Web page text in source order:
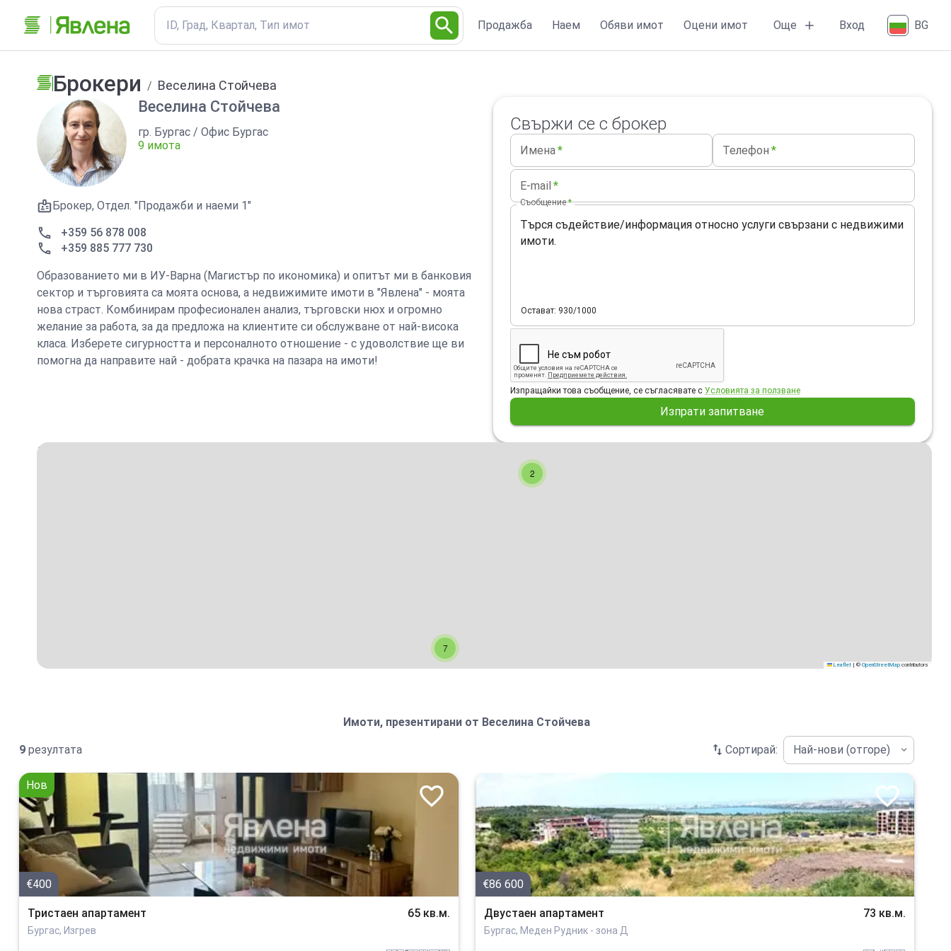
ID, Град, Квартал, Тип имот Продажба Наем Обяви имот Оцени имот Още Вход BG
Брокери / Веселина Стойчева
Веселина Стойчева
гр. Бургас / Офис Бургас
9 имота
Брокер, Отдел. "Продажби и наеми 1"
+359 56 878 008
+359 885 777 730
Образованието ми в ИУ-Варна (Магистър по икономика) и опитът ми в банковия
сектор и търговията са моята основа, а недвижимите имоти в "Явлена" - моята
нова страст. Комбинирам професионален анализ, търговски нюх и огромно
желание за работа, за да предложа на клиентите си обслужване от най-висока
класа. Изберете сигурността и персоналното отношение - с удоволствие ще ви
помогна да направите най - добрата крачка на пазара на имоти!
Свържи се с брокер
Имена* Телефон *
E-mail *
Съобщение*
Остават: 930/1000
Изпращайки това съобщение, се съгласявате с Условията за ползване
Изпрати запитване
2
7
Leaflet | © OpenStreetMap contributors
с
Имоти, презентирани от Веселина Стойчева
9 резултата Сортирай: Най-нови (отгоре)
Нов
€400
Тристаен апартамент 65 кв.м.
Бургас, Изгрев
€86 600
Двустаен апартамент 73 кв.м.
Бургас, Меден Рудник - зона Д